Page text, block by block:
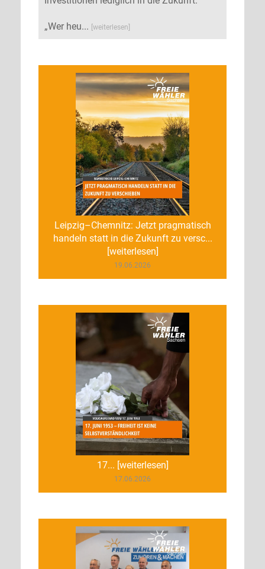
„Wer heu... [weiterlesen]
Leipzig–Chemnitz: Jetzt pragmatisch
handeln statt in die Zukunft zu versc...
[weiterlesen]
19.06.2026
17... [weiterlesen]
17.06.2026